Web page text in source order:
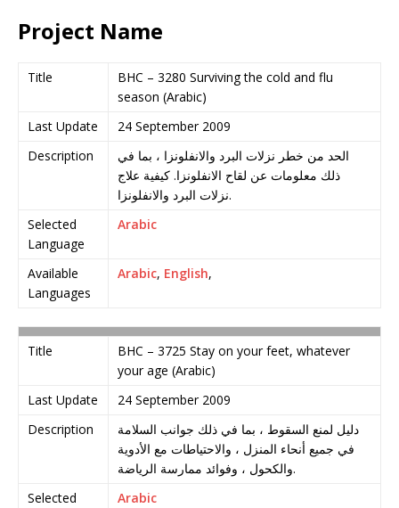
Project Name
Title
BHC – 3280 Surviving the cold and flu
season (Arabic)
Last Update
24 September 2009
Description
الحد من خطر نزلات البرد والانفلونزا ، بما في
ذلك معلومات عن لقاح الانفلونزا. كيفية علاج
نزلات البرد والانفلونزا.
Selected
Language
Arabic
Available
Languages
Arabic, English,
Title
BHC – 3725 Stay on your feet, whatever
your age (Arabic)
Last Update
24 September 2009
Description
دليل لمنع السقوط ، بما في ذلك جوانب السلامة
في جميع أنحاء المنزل ، والاحتياطات مع الأدوية
والكحول ، وفوائد ممارسة الرياضة.
Selected
Arabic